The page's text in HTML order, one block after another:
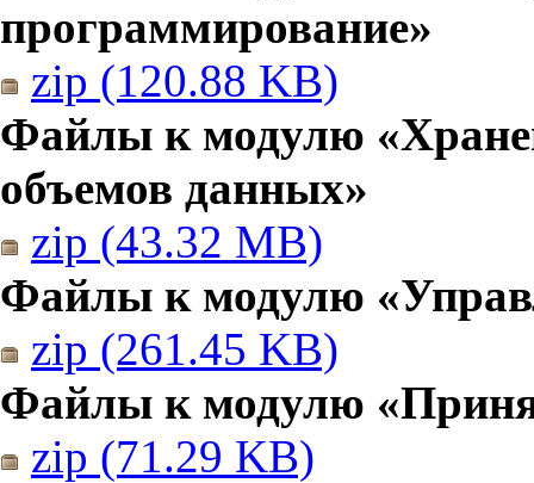
программирование»
zip (120.88 KB)
Файлы к модулю
объемов данных»
zip (43.32 MB)
Файлы к модулю
zip (261.45 KB)
Файлы к модулю
zip (71.29 KB)